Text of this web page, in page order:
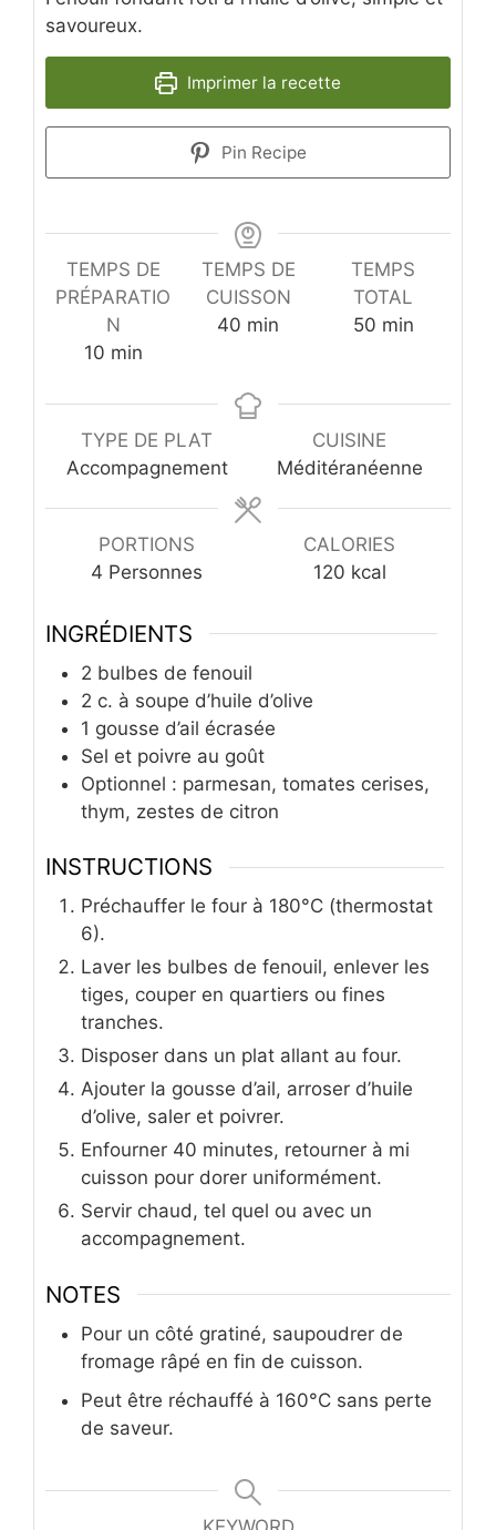
savoureux.
Imprimer la recette
Pin Recipe
TEMPS DE
PRÉPARATIO
N
10minutes
min
TEMPS DE
CUISSON
40 minutes
min
TEMPS
TOTAL
50minutes
min
TYPE DE PLAT
Accompagnement
CUISINE
Méditéranéenne
PORTIONS
4 Personnes
CALORIES
120 kcal
INGRÉDIENTS
2 bulbes de fenouil
2 c. à soupe d’huile d’olive
1 gousse d’ail écrasée
Sel et poivre au goût
Optionnel : parmesan, tomates cerises,
thym, zestes de citron
INSTRUCTIONS
Préchauffer le four à 180°C (thermostat
6).
Laver les bulbes de fenouil, enlever les
tiges, couper en quartiers ou fines
tranches.
Disposer dans un plat allant au four.
Ajouter la gousse d’ail, arroser d’huile
d’olive, saler et poivrer.
Enfourner 40 minutes, retourner à mi
cuisson pour dorer uniformément.
Servir chaud, tel quel ou avec un
accompagnement.
NOTES
Pour un côté gratiné, saupoudrer de
fromage râpé en fin de cuisson.
Peut être réchauffé à 160°C sans perte
de saveur.